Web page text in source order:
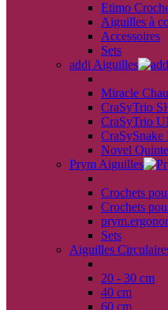
Etimo
Aiguilles à
Accessoires
Sets
addi Aiguilles
Miracle
CraSyTrio
CraSyTrio
CraSySnake
Novel
Prym Aiguilles
Crochets
Crochets
Sets
Aiguilles
20 - 30 cm
40 cm
60 cm